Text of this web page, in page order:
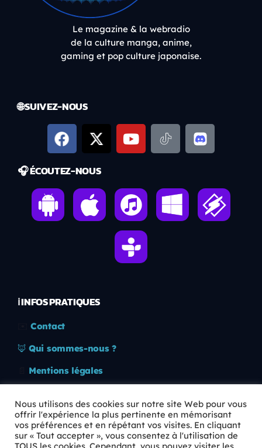
Le magazine & la webradio
de la culture manga, anime,
gaming et pop culture japonaise.
🌐 SUIVEZ-NOUS
🎧 ÉCOUTEZ-NOUS
ℹ️ INFOS PRATIQUES
Contact
🦊 Qui sommes-nous ?
Mentions légales
🛡️ RGPD
Copyright © 2026 Animkids. Tous droits réservés.
Nous utilisons des cookies sur notre site Web pour vous
offrir l'expérience la plus pertinente en mémorisant
vos préférences et en répétant vos visites. En cliquant
sur « Tout accepter », vous consentez à l'utilisation de